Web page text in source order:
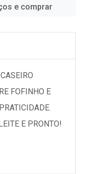
e comprar
FOFINHO E
E PRONTO!